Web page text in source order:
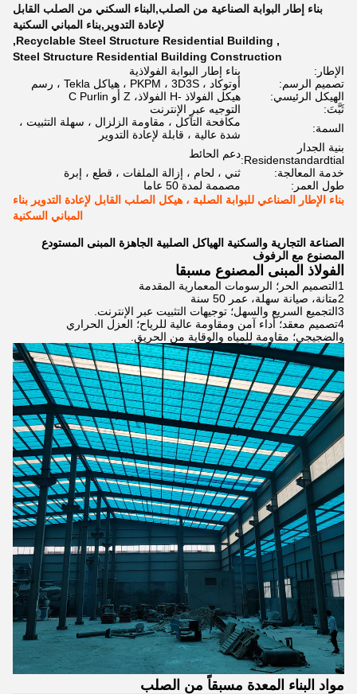
بناء إطار البوابة الصناعية من الصلب,البناء السكني من الصلب القابل
لإعادة التدوير,بناء المباني السكنية
,
Recyclable Steel Structure Residential Building
,
Steel Structure Residential Building Construction
الإطار:
بناء إطار البوابة الفولاذية
تصميم الرسم:
أوتوكاد ، PKPM ، 3D3S ، هياكل Tekla ، رسم
الهيكل الرئيسي:
هيكل الفولاذ -H الفولاذ، Z أو C Purlin
ثَبَّتَ:
التوجيه عبر الإنترنت
السمة:
مكافحة التآكل ، مقاومة الزلزال ، سهلة التثبيت ،
شدة عالية ، قابلة لإعادة التدوير
بنية الجدار
Residenstandardtial: دعم الحائط
خدمة المعالجة:
ثني ، لحام ، إزالة الملفات ، قطع ، إبرة
طول العمر:
مصممة لمدة 50 عاما
بناء الإطار الصناعي للبوابة الصلبة ، هيكل الصلب القابل لإعادة التدوير بناء
المباني السكنية
الصناعة التجارية والسكنية الهياكل الصلبية الجاهزة المبنى المستودع
المصنوع مع الرفوف
الفولاذ المبنى المصنوع مسبقا
1التصميم الحر؛ الرسومات المعمارية المقدمة
2متانة، صيانة سهلة، عمر 50 سنة
3التجميع السريع والسهل؛ توجيهات التثبيت عبر الإنترنت.
4تصميم معقد؛ أداء آمن ومقاومة عالية للرياح؛ العزل الحراري
والضجيجي؛ مقاومة للمياه والوقاية من الحريق.
مواد البناء المعدة مسبقاً من الصلب